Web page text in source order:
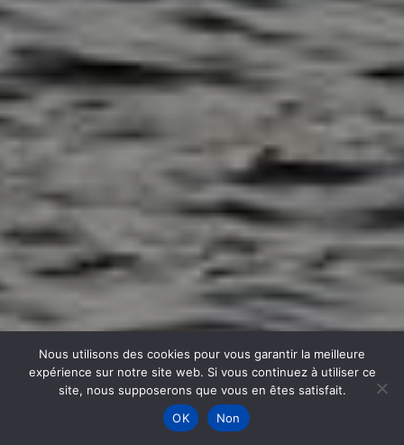
Nous utilisons des cookies pour vous garantir la meilleure
expérience sur notre site web. Si vous continuez à utiliser ce
site, nous supposerons que vous en êtes satisfait.
OK
Non